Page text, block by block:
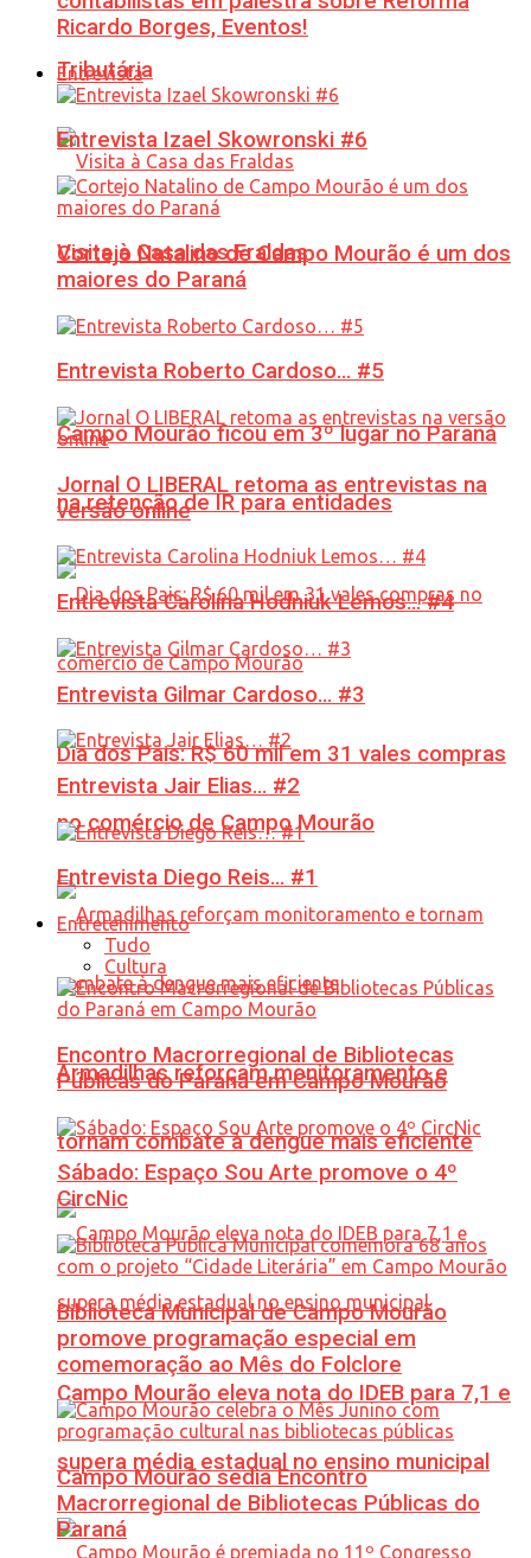
Tributária
Visita à Casa das Fraldas
Campo Mourão ficou em 3º lugar no Paraná
na retenção de IR para entidades
Dia dos Pais: R$ 60 mil em 31 vales compras
no comércio de Campo Mourão
Armadilhas reforçam monitoramento e
tornam combate à dengue mais eficiente
Campo Mourão eleva nota do IDEB para 7,1 e
supera média estadual no ensino municipal
Ricardo Borges, Eventos!
Entrevista
Entrevista Izael Skowronski #6
Cortejo Natalino de Campo Mourão é um dos
maiores do Paraná
Entrevista Roberto Cardoso… #5
Jornal O LIBERAL retoma as entrevistas na
versão online
Entrevista Carolina Hodniuk Lemos… #4
Entrevista Gilmar Cardoso… #3
Entrevista Jair Elias… #2
Entrevista Diego Reis… #1
Entretenimento
Tudo
Cultura
Encontro Macrorregional de Bibliotecas
Públicas do Paraná em Campo Mourão
Sábado: Espaço Sou Arte promove o 4º
CircNic
Biblioteca Municipal de Campo Mourão
promove programação especial em
comemoração ao Mês do Folclore
Campo Mourão sedia Encontro
Macrorregional de Bibliotecas Públicas do
Paraná